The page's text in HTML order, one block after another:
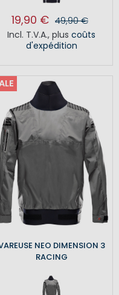
19,90 € 49,90 €
Incl. T.V.A., plus coûts
d'expédition
NEO DIMENSION 3
RACING